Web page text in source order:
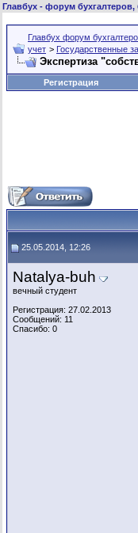
Главбух - форум
Главбух форум
учет > Государственные
Экспертиза
Регистрация
25.05.2014, 12:26
Natalya-buh
вечный студент
Регистрация: 27.02.2013
Сообщений: 11
Спасибо: 0